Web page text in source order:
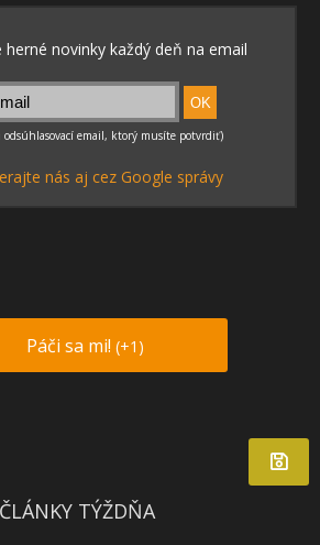
nás aj cez Google správy
Páči sa mi! (+1)
TÝŽDŇA